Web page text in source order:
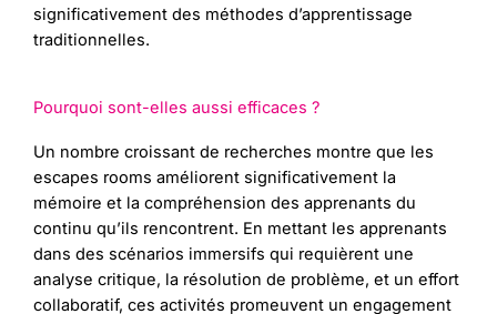
significativement des méthodes d’apprentissage
traditionnelles.
Pourquoi sont-elles aussi efficaces ?
Un nombre croissant de recherches montre que les
escapes rooms améliorent significativement la
mémoire et la compréhension des apprenants du
continu qu’ils rencontrent. En mettant les apprenants
dans des scénarios immersifs qui requièrent une
analyse critique, la résolution de problème, et un effort
collaboratif, ces activités promeuvent un engagement